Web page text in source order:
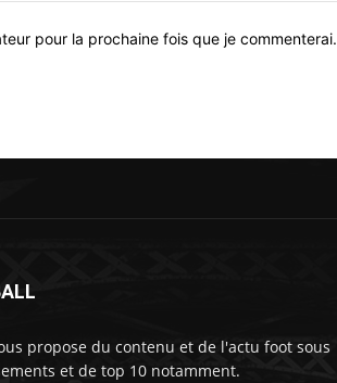
pour la prochaine fois que je commenterai.
propose du contenu et de l'actu foot sous
et de top 10 notamment.